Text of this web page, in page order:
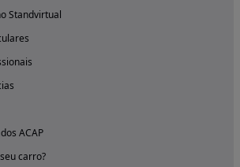
Standvirtual
ACAP
carro?